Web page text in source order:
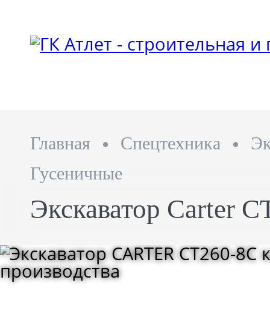
Главная Спецтехника
Гусеничные
Экскаватор Carter